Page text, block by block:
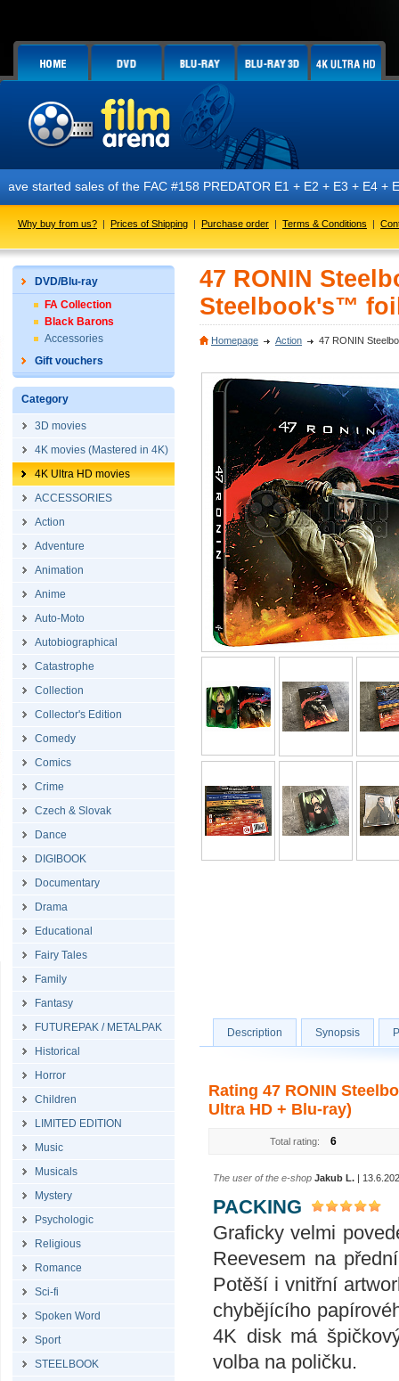
of the FAC #158 PREDATOR E1 + E2 + E3 + E4 + E5
Why buy from us? | Prices of Shipping | Purchase order | Terms & Conditions |
DVD/Blu-ray
FA Collection
Black Barons
Accessories
Gift vouchers
Category
3D movies
4K movies (Mastered in 4K)
4K Ultra HD movies
ACCESSORIES
Action
Adventure
Animation
Anime
Auto-Moto
Autobiographical
Catastrophe
Collection
Collector's Edition
Comedy
Comics
Crime
Czech & Slovak
Dance
DIGIBOOK
Documentary
Drama
Educational
Fairy Tales
Family
Fantasy
FUTUREPAK / METALPAK
Historical
Horror
Children
LIMITED EDITION
Music
Musicals
Mystery
Psychologic
Religious
Romance
Sci-fi
Spoken Word
Sport
STEELBOOK
47 RONIN
Steelbook's™
Homepage Action 47 RONIN
Description Synopsis
Rating 47 RONIN
Ultra HD + Blu-ray)
Total rating: 6
The user of the e-shop Jakub L. |
PACKING
Graficky velmi
Reevesem na
Potěší i vnitřní
chybějícího
4K disk má
volba na poličku.